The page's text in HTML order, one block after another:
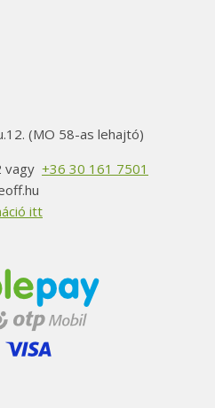
(MO 58-as lehajtó)
vagy +36 30 161 7501
itt